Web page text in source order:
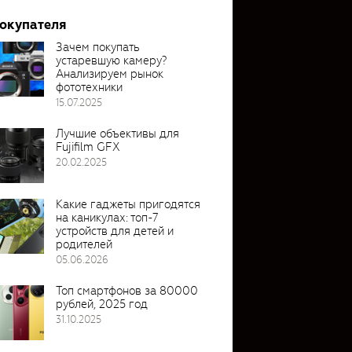
Зачем покупать
устаревшую камеру?
Анализируем рынок
фототехники
15.07.2025
Лучшие объективы для
Fujifilm GFX
20.02.2025
Какие гаджеты пригодятся
на каникулах: топ-7
устройств для детей и
родителей
05.06.2026
Топ смартфонов за 80000
рублей, 2025 год
31.10.2025